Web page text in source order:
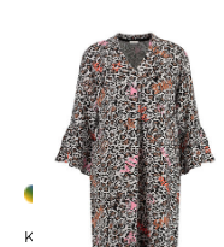
Key Largo | Damen Kleid WD